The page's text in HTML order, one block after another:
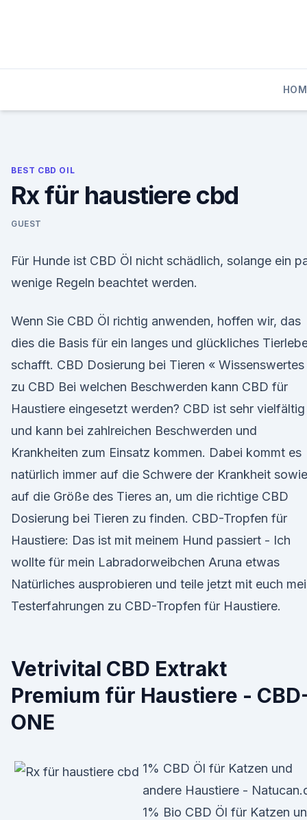
BEST CBD OIL
Rx für haustiere cbd
GUEST
Für Hunde ist CBD Öl nicht schädlich, solange ein
wenige Regeln beachtet werden.
Wenn Sie CBD Öl richtig anwenden, hoffen wir, das
dies die Basis für ein langes und glückliches
schafft. CBD Dosierung bei Tieren « Wissenswertes
zu CBD Bei welchen Beschwerden kann CBD für
Haustiere eingesetzt werden? CBD ist sehr vielfältig
und kann bei zahlreichen Beschwerden und
Krankheiten zum Einsatz kommen. Dabei kommt es
natürlich immer auf die Schwere der Krankheit sowie
auf die Größe des Tieres an, um die richtige CBD
Dosierung bei Tieren zu finden. CBD-Tropfen für
Haustiere: Das ist mit meinem Hund passiert - Ich
wollte für mein Labradorweibchen Aruna etwas
Natürliches ausprobieren und teile jetzt mit euch
Testerfahrungen zu CBD-Tropfen für Haustiere.
Vetrivital CBD Extrakt
Premium für Haustiere -
ONE
1% CBD Öl für Katzen und
andere Haustiere -
1% Bio CBD Öl für Katzen